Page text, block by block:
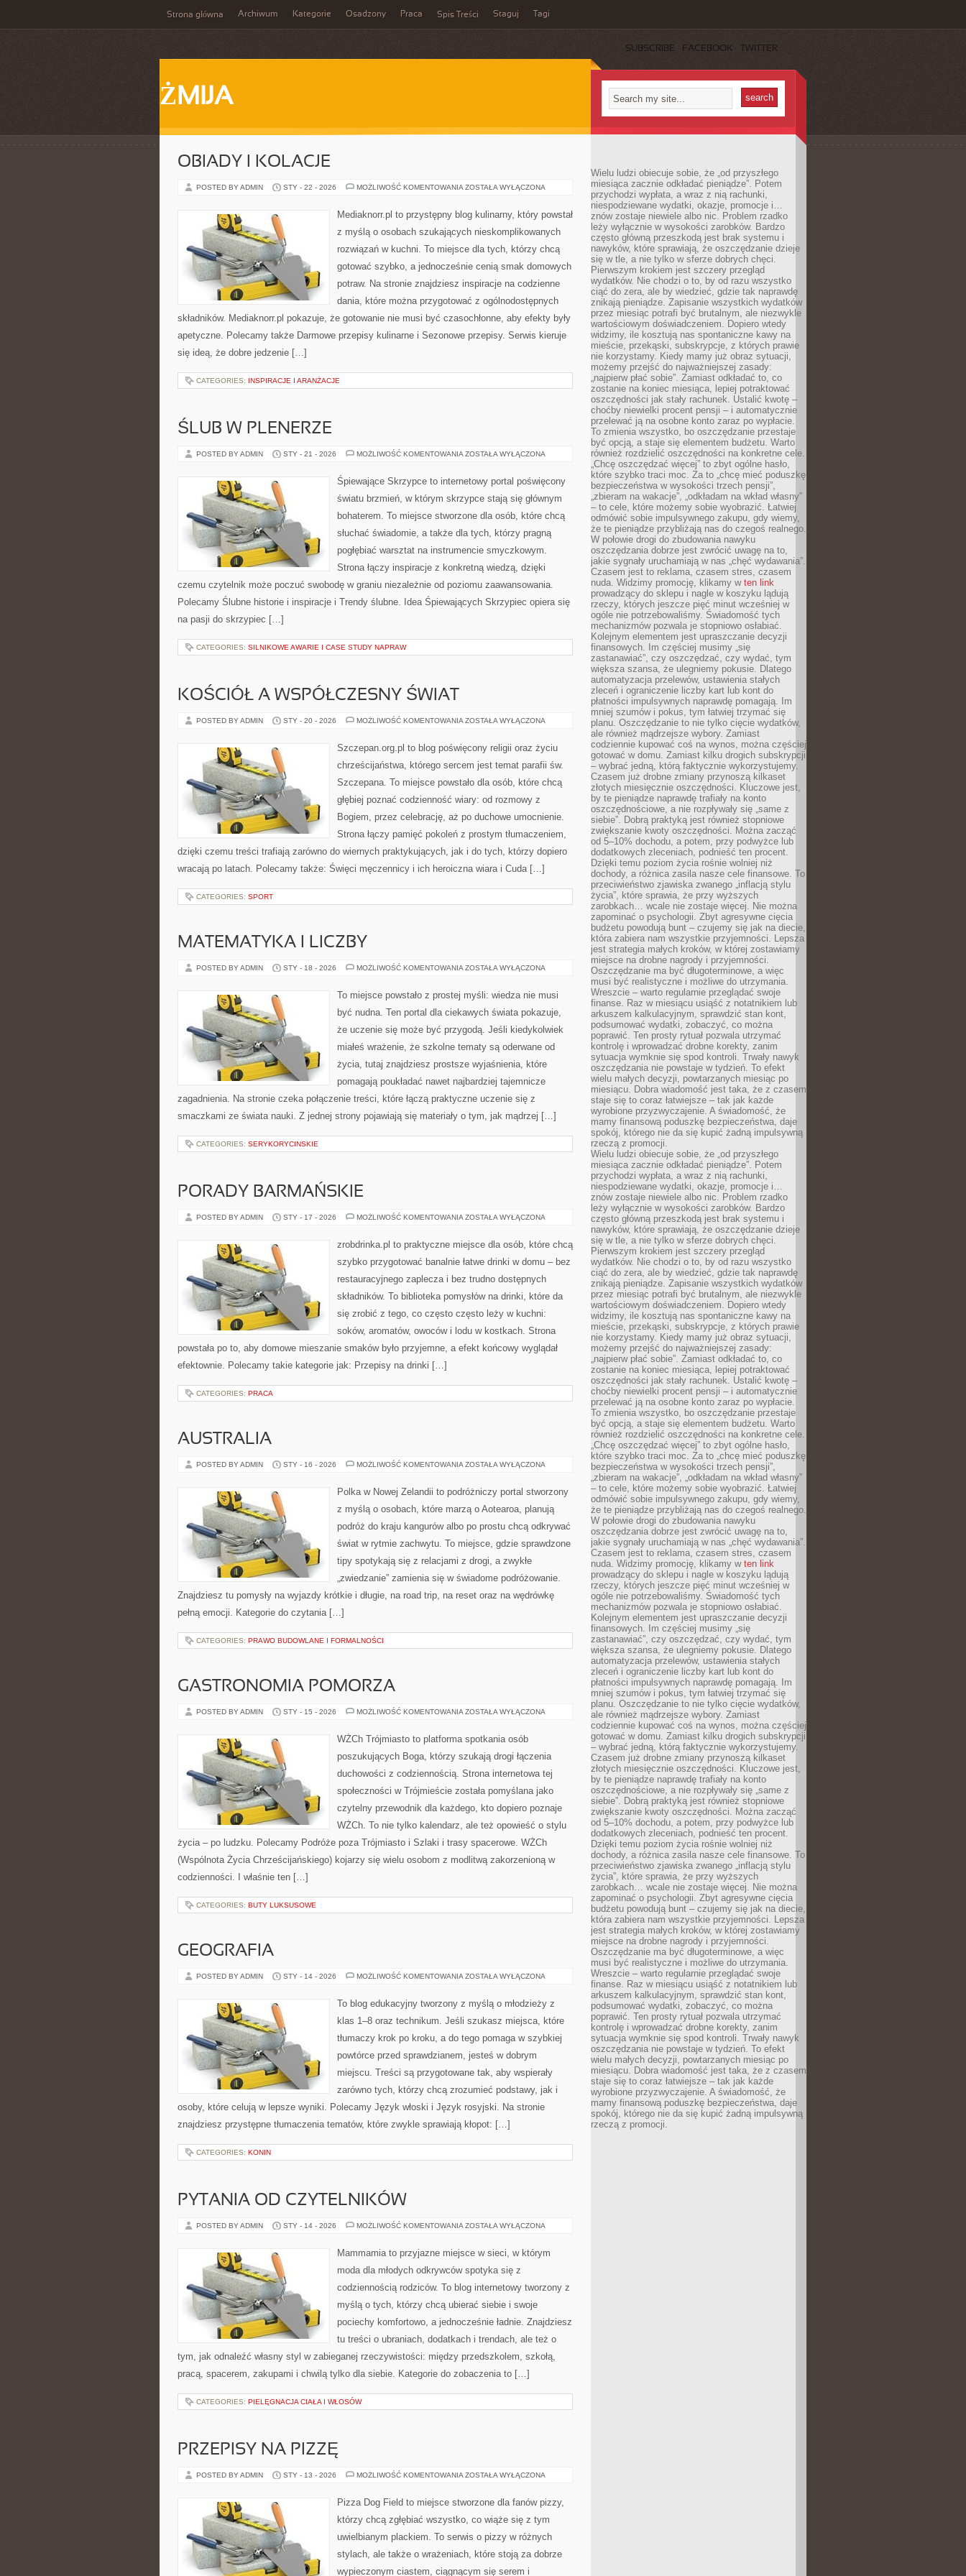
Strona główna Archiwum Kategorie Osadzony Praca Spis Treści Staguj Tagi
SUBSCRIBE FACEBOOK TWITTER
ŻMIJA
OBIADY I KOLACJE
POSTED BY ADMIN STY - 22 - 2026 MOŻLIWOŚĆ KOMENTOWANIA OBIADY
ZOSTAŁA WYŁĄCZONA
Mediaknorr.pl to przystępny blog kulinarny, który powstał
z myślą o osobach szukających nieskomplikowanych
rozwiązań w kuchni. To miejsce dla tych, którzy chcą
gotować szybko, a jednocześnie cenią smak domowych
potraw. Na stronie znajdziesz inspiracje na codzienne
dania, które można przygotować z ogólnodostępnych
składników. Mediaknorr.pl pokazuje, że gotowanie nie musi być czasochłonne, aby efekty były
apetyczne. Polecamy także Darmowe przepisy kulinarne i Sezonowe przepisy. Serwis kieruje
się ideą, że dobre jedzenie […]
CATEGORIES: INSPIRACJE I ARANŻACJE
ŚLUB W PLENERZE
POSTED BY ADMIN STY - 21 - 2026 MOŻLIWOŚĆ KOMENTOWANIA ŚLUB
ZOSTAŁA WYŁĄCZONA
Śpiewające Skrzypce to internetowy portal poświęcony
światu brzmień, w którym skrzypce stają się głównym
bohaterem. To miejsce stworzone dla osób, które chcą
słuchać świadomie, a także dla tych, którzy pragną
pogłębiać warsztat na instrumencie smyczkowym.
Strona łączy inspiracje z konkretną wiedzą, dzięki
czemu czytelnik może poczuć swobodę w graniu niezależnie od poziomu zaawansowania.
Polecamy Ślubne historie i inspiracje i Trendy ślubne. Idea Śpiewających Skrzypiec opiera się
na pasji do skrzypiec […]
CATEGORIES: SILNIKOWE AWARIE I CASE STUDY NAPRAW
KOŚCIÓŁ A WSPÓŁCZESNY ŚWIAT
POSTED BY ADMIN STY - 20 - 2026 MOŻLIWOŚĆ KOMENTOWANIA KOŚCIÓŁ
ZOSTAŁA WYŁĄCZONA
Szczepan.org.pl to blog poświęcony religii oraz życiu
chrześcijaństwa, którego sercem jest temat parafii św.
Szczepana. To miejsce powstało dla osób, które chcą
głębiej poznać codzienność wiary: od rozmowy z
Bogiem, przez celebrację, aż po duchowe umocnienie.
Strona łączy pamięć pokoleń z prostym tłumaczeniem,
dzięki czemu treści trafiają zarówno do wiernych praktykujących, jak i do tych, którzy dopiero
wracają po latach. Polecamy także: Święci męczennicy i ich heroiczna wiara i Cuda […]
CATEGORIES: SPORT
MATEMATYKA I LICZBY
POSTED BY ADMIN STY - 18 - 2026 MOŻLIWOŚĆ KOMENTOWANIA MATEMATYKA
ZOSTAŁA WYŁĄCZONA
To miejsce powstało z prostej myśli: wiedza nie musi
być nudna. Ten portal dla ciekawych świata pokazuje,
że uczenie się może być przygodą. Jeśli kiedykolwiek
miałeś wrażenie, że szkolne tematy są oderwane od
życia, tutaj znajdziesz prostsze wyjaśnienia, które
pomagają poukładać nawet najbardziej tajemnicze
zagadnienia. Na stronie czeka połączenie treści, które łączą praktyczne uczenie się z
smaczkami ze świata nauki. Z jednej strony pojawiają się materiały o tym, jak mądrzej […]
CATEGORIES: SERYKORYCINSKIE
PORADY BARMAŃSKIE
POSTED BY ADMIN STY - 17 - 2026 MOŻLIWOŚĆ KOMENTOWANIA PORADY
ZOSTAŁA WYŁĄCZONA
zrobdrinka.pl to praktyczne miejsce dla osób, które chcą
szybko przygotować banalnie łatwe drinki w domu – bez
restauracyjnego zaplecza i bez trudno dostępnych
składników. To biblioteka pomysłów na drinki, które da
się zrobić z tego, co często często leży w kuchni:
soków, aromatów, owoców i lodu w kostkach. Strona
powstała po to, aby domowe mieszanie smaków było przyjemne, a efekt końcowy wyglądał
efektownie. Polecamy takie kategorie jak: Przepisy na drinki […]
CATEGORIES: PRACA
AUSTRALIA
POSTED BY ADMIN STY - 16 - 2026 MOŻLIWOŚĆ KOMENTOWANIA AUSTRALIA
ZOSTAŁA WYŁĄCZONA
Polka w Nowej Zelandii to podróżniczy portal stworzony
z myślą o osobach, które marzą o Aotearoa, planują
podróż do kraju kangurów albo po prostu chcą odkrywać
świat w rytmie zachwytu. To miejsce, gdzie sprawdzone
tipy spotykają się z relacjami z drogi, a zwykłe
„zwiedzanie” zamienia się w świadome podróżowanie.
Znajdziesz tu pomysły na wyjazdy krótkie i długie, na road trip, na reset oraz na wędrówkę
pełną emocji. Kategorie do czytania […]
CATEGORIES: PRAWO BUDOWLANE I FORMALNOŚCI
GASTRONOMIA POMORZA
POSTED BY ADMIN STY - 15 - 2026 MOŻLIWOŚĆ KOMENTOWANIA GASTRONOMIA
ZOSTAŁA WYŁĄCZONA
WŻCh Trójmiasto to platforma spotkania osób
poszukujących Boga, którzy szukają drogi łączenia
duchowości z codziennością. Strona internetowa tej
społeczności w Trójmieście została pomyślana jako
czytelny przewodnik dla każdego, kto dopiero poznaje
WŻCh. To nie tylko kalendarz, ale też opowieść o stylu
życia – po ludzku. Polecamy Podróże poza Trójmiasto i Szlaki i trasy spacerowe. WŻCh
(Wspólnota Życia Chrześcijańskiego) kojarzy się wielu osobom z modlitwą zakorzenioną w
codzienności. I właśnie ten […]
CATEGORIES: BUTY LUKSUSOWE
GEOGRAFIA
POSTED BY ADMIN STY - 14 - 2026 MOŻLIWOŚĆ KOMENTOWANIA GEOGRAFIA
ZOSTAŁA WYŁĄCZONA
To blog edukacyjny tworzony z myślą o młodzieży z
klas 1–8 oraz technikum. Jeśli szukasz miejsca, które
tłumaczy krok po kroku, a do tego pomaga w szybkiej
powtórce przed sprawdzianem, jesteś w dobrym
miejscu. Treści są przygotowane tak, aby wspierały
zarówno tych, którzy chcą zrozumieć podstawy, jak i
osoby, które celują w lepsze wyniki. Polecamy Język włoski i Język rosyjski. Na stronie
znajdziesz przystępne tłumaczenia tematów, które zwykle sprawiają kłopot: […]
CATEGORIES: KONIN
PYTANIA OD CZYTELNIKÓW
POSTED BY ADMIN STY - 14 - 2026 MOŻLIWOŚĆ KOMENTOWANIA PYTANIA
ZOSTAŁA WYŁĄCZONA
Mammamia to przyjazne miejsce w sieci, w którym
moda dla młodych odkrywców spotyka się z
codziennością rodziców. To blog internetowy tworzony z
myślą o tych, którzy chcą ubierać siebie i swoje
pociechy komfortowo, a jednocześnie ładnie. Znajdziesz
tu treści o ubraniach, dodatkach i trendach, ale też o
tym, jak odnaleźć własny styl w zabieganej rzeczywistości: między przedszkolem, szkołą,
pracą, spacerem, zakupami i chwilą tylko dla siebie. Kategorie do zobaczenia to […]
CATEGORIES: PIELĘGNACJA CIAŁA I WŁOSÓW
PRZEPISY NA PIZZĘ
POSTED BY ADMIN STY - 13 - 2026 MOŻLIWOŚĆ KOMENTOWANIA PRZEPISY
ZOSTAŁA WYŁĄCZONA
Pizza Dog Field to miejsce stworzone dla fanów pizzy,
którzy chcą zgłębiać wszystko, co wiąże się z tym
uwielbianym plackiem. To serwis o pizzy w różnych
stylach, ale także o wrażeniach, które stoją za dobrze
wypieczonym ciastem, ciągnącym się serem i
Wielu ludzi obiecuje sobie, że „od przyszłego
miesiąca zacznie odkładać pieniądze”. Potem
przychodzi wypłata, a wraz z nią rachunki,
niespodziewane wydatki, okazje, promocje i…
znów zostaje niewiele albo nic. Problem rzadko
leży wyłącznie w wysokości zarobków. Bardzo
często główną przeszkodą jest brak systemu i
nawyków, które sprawiają, że oszczędzanie dzieje
się w tle, a nie tylko w sferze dobrych chęci.
Pierwszym krokiem jest szczery przegląd
wydatków. Nie chodzi o to, by od razu wszystko
ciąć do zera, ale by wiedzieć, gdzie tak naprawdę
znikają pieniądze. Zapisanie wszystkich wydatków
przez miesiąc potrafi być brutalnym, ale niezwykle
wartościowym doświadczeniem. Dopiero wtedy
widzimy, ile kosztują nas spontaniczne kawy na
mieście, przekąski, subskrypcje, z których prawie
nie korzystamy. Kiedy mamy już obraz sytuacji,
możemy przejść do najważniejszej zasady:
„najpierw płać sobie”. Zamiast odkładać to, co
zostanie na koniec miesiąca, lepiej potraktować
oszczędności jak stały rachunek. Ustalić kwotę –
choćby niewielki procent pensji – i automatycznie
przelewać ją na osobne konto zaraz po wypłacie.
To zmienia wszystko, bo oszczędzanie przestaje
być opcją, a staje się elementem budżetu. Warto
również rozdzielić oszczędności na konkretne cele.
„Chcę oszczędzać więcej” to zbyt ogólne hasło,
które szybko traci moc. Za to „chcę mieć poduszkę
bezpieczeństwa w wysokości trzech pensji”,
„zbieram na wakacje”, „odkładam na wkład własny”
– to cele, które możemy sobie wyobrazić. Łatwiej
odmówić sobie impulsywnego zakupu, gdy wiemy,
że te pieniądze przybliżają nas do czegoś realnego.
W połowie drogi do zbudowania nawyku
oszczędzania dobrze jest zwrócić uwagę na to,
jakie sygnały uruchamiają w nas „chęć wydawania”.
Czasem jest to reklama, czasem stres, czasem
nuda. Widzimy promocję, klikamy w ten link
prowadzący do sklepu i nagle w koszyku lądują
rzeczy, których jeszcze pięć minut wcześniej w
ogóle nie potrzebowaliśmy. Świadomość tych
mechanizmów pozwala je stopniowo osłabiać.
Kolejnym elementem jest upraszczanie decyzji
finansowych. Im częściej musimy „się
zastanawiać”, czy oszczędzać, czy wydać, tym
większa szansa, że ulegniemy pokusie. Dlatego
automatyzacja przelewów, ustawienia stałych
zleceń i ograniczenie liczby kart lub kont do
płatności impulsywnych naprawdę pomagają. Im
mniej szumów i pokus, tym łatwiej trzymać się
planu. Oszczędzanie to nie tylko cięcie wydatków,
ale również mądrzejsze wybory. Zamiast
codziennie kupować coś na wynos, można częściej
gotować w domu. Zamiast kilku drogich subskrypcji
– wybrać jedną, którą faktycznie wykorzystujemy.
Czasem już drobne zmiany przynoszą kilkaset
złotych miesięcznie oszczędności. Kluczowe jest,
by te pieniądze naprawdę trafiały na konto
oszczędnościowe, a nie rozpływały się „same z
siebie”. Dobrą praktyką jest również stopniowe
zwiększanie kwoty oszczędności. Można zacząć
od 5–10% dochodu, a potem, przy podwyżce lub
dodatkowych zleceniach, podnieść ten procent.
Dzięki temu poziom życia rośnie wolniej niż
dochody, a różnica zasila nasze cele finansowe. To
przeciwieństwo zjawiska zwanego „inflacją stylu
życia”, które sprawia, że przy wyższych
zarobkach… wcale nie zostaje więcej. Nie można
zapominać o psychologii. Zbyt agresywne cięcia
budżetu powodują bunt – czujemy się jak na diecie,
która zabiera nam wszystkie przyjemności. Lepsza
jest strategia małych kroków, w której zostawiamy
miejsce na drobne nagrody i przyjemności.
Oszczędzanie ma być długoterminowe, a więc
musi być realistyczne i możliwe do utrzymania.
Wreszcie – warto regularnie przeglądać swoje
finanse. Raz w miesiącu usiąść z notatnikiem lub
arkuszem kalkulacyjnym, sprawdzić stan kont,
podsumować wydatki, zobaczyć, co można
poprawić. Ten prosty rytuał pozwala utrzymać
kontrolę i wprowadzać drobne korekty, zanim
sytuacja wymknie się spod kontroli. Trwały nawyk
oszczędzania nie powstaje w tydzień. To efekt
wielu małych decyzji, powtarzanych miesiąc po
miesiącu. Dobra wiadomość jest taka, że z czasem
staje się to coraz łatwiejsze – tak jak każde
wyrobione przyzwyczajenie. A świadomość, że
mamy finansową poduszkę bezpieczeństwa, daje
spokój, którego nie da się kupić żadną impulsywną
rzeczą z promocji.
Wielu ludzi obiecuje sobie, że „od przyszłego
miesiąca zacznie odkładać pieniądze”. Potem
przychodzi wypłata, a wraz z nią rachunki,
niespodziewane wydatki, okazje, promocje i…
znów zostaje niewiele albo nic. Problem rzadko
leży wyłącznie w wysokości zarobków. Bardzo
często główną przeszkodą jest brak systemu i
nawyków, które sprawiają, że oszczędzanie dzieje
się w tle, a nie tylko w sferze dobrych chęci.
Pierwszym krokiem jest szczery przegląd
wydatków. Nie chodzi o to, by od razu wszystko
ciąć do zera, ale by wiedzieć, gdzie tak naprawdę
znikają pieniądze. Zapisanie wszystkich wydatków
przez miesiąc potrafi być brutalnym, ale niezwykle
wartościowym doświadczeniem. Dopiero wtedy
widzimy, ile kosztują nas spontaniczne kawy na
mieście, przekąski, subskrypcje, z których prawie
nie korzystamy. Kiedy mamy już obraz sytuacji,
możemy przejść do najważniejszej zasady:
„najpierw płać sobie”. Zamiast odkładać to, co
zostanie na koniec miesiąca, lepiej potraktować
oszczędności jak stały rachunek. Ustalić kwotę –
choćby niewielki procent pensji – i automatycznie
przelewać ją na osobne konto zaraz po wypłacie.
To zmienia wszystko, bo oszczędzanie przestaje
być opcją, a staje się elementem budżetu. Warto
również rozdzielić oszczędności na konkretne cele.
„Chcę oszczędzać więcej” to zbyt ogólne hasło,
które szybko traci moc. Za to „chcę mieć poduszkę
bezpieczeństwa w wysokości trzech pensji”,
„zbieram na wakacje”, „odkładam na wkład własny”
– to cele, które możemy sobie wyobrazić. Łatwiej
odmówić sobie impulsywnego zakupu, gdy wiemy,
że te pieniądze przybliżają nas do czegoś realnego.
W połowie drogi do zbudowania nawyku
oszczędzania dobrze jest zwrócić uwagę na to,
jakie sygnały uruchamiają w nas „chęć wydawania”.
Czasem jest to reklama, czasem stres, czasem
nuda. Widzimy promocję, klikamy w ten link
prowadzący do sklepu i nagle w koszyku lądują
rzeczy, których jeszcze pięć minut wcześniej w
ogóle nie potrzebowaliśmy. Świadomość tych
mechanizmów pozwala je stopniowo osłabiać.
Kolejnym elementem jest upraszczanie decyzji
finansowych. Im częściej musimy „się
zastanawiać”, czy oszczędzać, czy wydać, tym
większa szansa, że ulegniemy pokusie. Dlatego
automatyzacja przelewów, ustawienia stałych
zleceń i ograniczenie liczby kart lub kont do
płatności impulsywnych naprawdę pomagają. Im
mniej szumów i pokus, tym łatwiej trzymać się
planu. Oszczędzanie to nie tylko cięcie wydatków,
ale również mądrzejsze wybory. Zamiast
codziennie kupować coś na wynos, można częściej
gotować w domu. Zamiast kilku drogich subskrypcji
– wybrać jedną, którą faktycznie wykorzystujemy.
Czasem już drobne zmiany przynoszą kilkaset
złotych miesięcznie oszczędności. Kluczowe jest,
by te pieniądze naprawdę trafiały na konto
oszczędnościowe, a nie rozpływały się „same z
siebie”. Dobrą praktyką jest również stopniowe
zwiększanie kwoty oszczędności. Można zacząć
od 5–10% dochodu, a potem, przy podwyżce lub
dodatkowych zleceniach, podnieść ten procent.
Dzięki temu poziom życia rośnie wolniej niż
dochody, a różnica zasila nasze cele finansowe. To
przeciwieństwo zjawiska zwanego „inflacją stylu
życia”, które sprawia, że przy wyższych
zarobkach… wcale nie zostaje więcej. Nie można
zapominać o psychologii. Zbyt agresywne cięcia
budżetu powodują bunt – czujemy się jak na diecie,
która zabiera nam wszystkie przyjemności. Lepsza
jest strategia małych kroków, w której zostawiamy
miejsce na drobne nagrody i przyjemności.
Oszczędzanie ma być długoterminowe, a więc
musi być realistyczne i możliwe do utrzymania.
Wreszcie – warto regularnie przeglądać swoje
finanse. Raz w miesiącu usiąść z notatnikiem lub
arkuszem kalkulacyjnym, sprawdzić stan kont,
podsumować wydatki, zobaczyć, co można
poprawić. Ten prosty rytuał pozwala utrzymać
kontrolę i wprowadzać drobne korekty, zanim
sytuacja wymknie się spod kontroli. Trwały nawyk
oszczędzania nie powstaje w tydzień. To efekt
wielu małych decyzji, powtarzanych miesiąc po
miesiącu. Dobra wiadomość jest taka, że z czasem
staje się to coraz łatwiejsze – tak jak każde
wyrobione przyzwyczajenie. A świadomość, że
mamy finansową poduszkę bezpieczeństwa, daje
spokój, którego nie da się kupić żadną impulsywną
rzeczą z promocji.